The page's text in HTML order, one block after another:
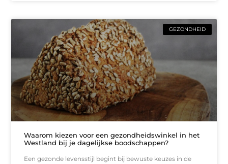
GEZONDHEID
Waarom kiezen voor een gezondheidswinkel in het
Westland bij je dagelijkse boodschappen?
Een gezonde levensstijl begint bij bewuste keuzes in de